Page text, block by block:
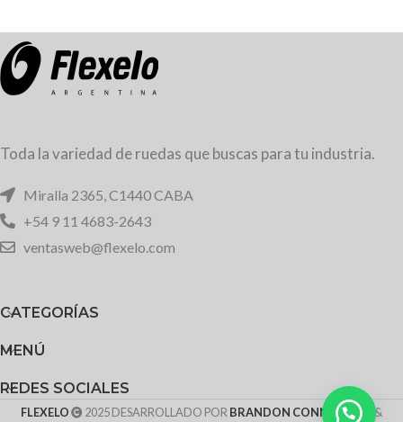
Toda la variedad de ruedas que buscas para tu industria.
Miralla 2365, C1440 CABA
+54 9 11 4683-2643
ventasweb@flexelo.com
CATEGORÍAS
MENÚ
REDES SOCIALES
FLEXELO 2025 DESARROLLADO POR BRANDON CONNECTING &